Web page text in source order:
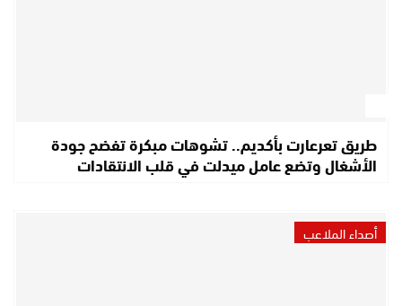
طريق تعرعارت بأكديم.. تشوهات مبكرة تفضح جودة
الأشغال وتضع عامل ميدلت في قلب الانتقادات
أصداء الملاعب